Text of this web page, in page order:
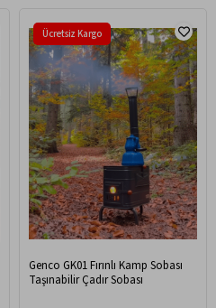
Genco GK01 Fırınlı Kamp Sobası
Taşınabilir Çadır Sobası
Ücretsiz Kargo